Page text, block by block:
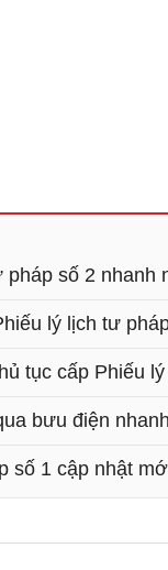
số 2 nhanh
lý lịch tư
tục cấp Phiếu
bưu điện
số 1 cập nhật